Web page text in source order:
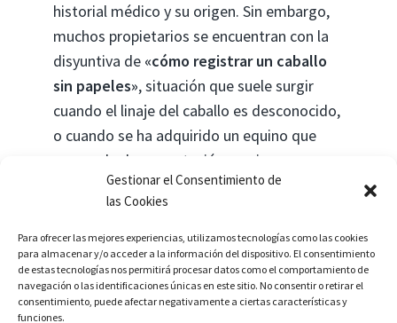
Gestionar el Consentimiento de
las Cookies
Para ofrecer las mejores experiencias, utilizamos tecnologías como las cookies
para almacenar y/o acceder a la información del dispositivo. El consentimiento
de estas tecnologías nos permitirá procesar datos como el comportamiento de
navegación o las identificaciones únicas en este sitio. No consentir o retirar el
consentimiento, puede afectar negativamente a ciertas características y
funciones.
historial médico y su origen. Sin embargo,
muchos propietarios se encuentran con la
disyuntiva de «cómo registrar un caballo
sin papeles», situación que suele surgir
cuando el linaje del caballo es desconocido,
o cuando se ha adquirido un equino que
carece de documentación previa.
En estos casos, es fundamental acudir a un
abogado experto en asuntos equinos que
puedan guiar en el proceso de
identificación y registro, posibilitando así la
emisión de un pasaporte equino conforme